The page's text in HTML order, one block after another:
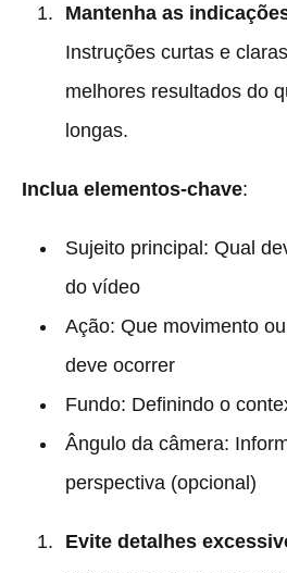
Mantenha as
Instruções curtas e
melhores resultados do
longas.
Inclua elementos-chave:
Sujeito principal: Qual
do vídeo
Ação: Que movimento
deve ocorrer
Fundo: Definindo o
Ângulo da câmera:
perspectiva (opcional)
Evite detalhes